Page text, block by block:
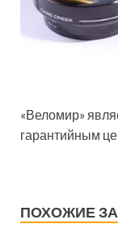
«Веломир»
гарантийным
ПОХОЖИЕ